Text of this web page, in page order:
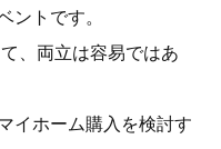
ントです。
、両立は容易ではあ
イホーム購入を検討す